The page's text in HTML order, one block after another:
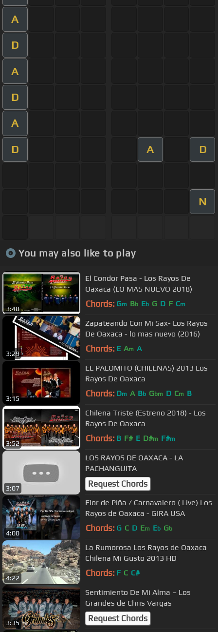
A
D
A
D
A
D A D
N
You may also like to play
3:48
El Condor Pasa - Los Rayos De
Oaxaca (LO MAS NUEVO 2018)
Chords: Gm Bb Eb G D F Cm
3:29
Zapateando Con Mi Sax- Los Rayos
De Oaxaca - lo mas nuevo (2016)
Chords: E Am A
3:15
EL PALOMITO (CHILENAS) 2013 Los
Rayos De Oaxaca
Chords: Dm A Bb Gbm D Cm B
3:52
Chilena Triste (Estreno 2018) - Los
Rayos De Oaxaca
Chords: B F# E D#m F#m
3:07
LOS RAYOS DE OAXACA - LA
PACHANGUITA
Request Chords
4:00
Flor de Piña / Carnavalero ( Live) Los
Rayos de Oaxaca - GIRA USA
Chords: G C D Em Eb Gb
4:22
La Rumorosa Los Rayos de Oaxaca
Chilena Mi Gusto 2013 HD
Chords: F C C#
3:35
Sentimiento De Mi Alma – Los
Grandes de Chris Vargas
Request Chords